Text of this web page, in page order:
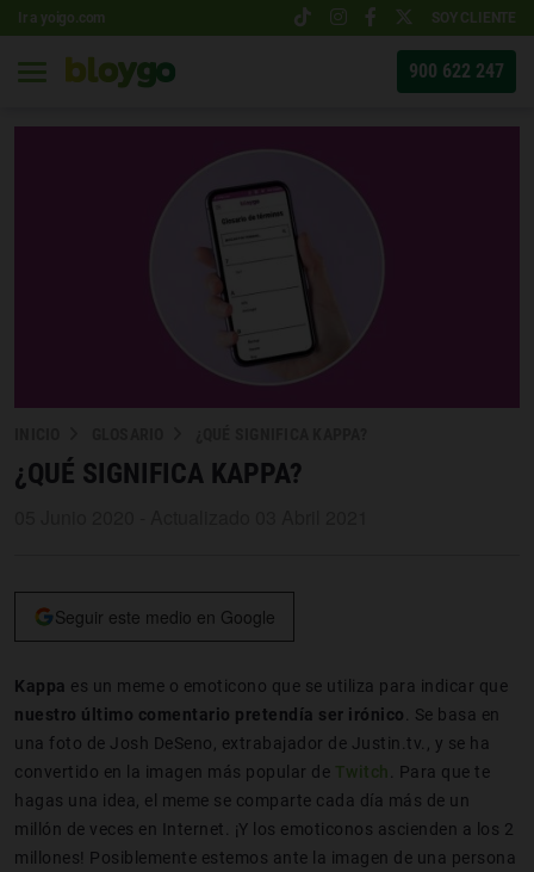
Ir a yoigo.com SOY CLIENTE
900 622 247
¿QUÉ SIGNIFICA KAPPA?
Seguir este medio en Google
Kappa es un meme o emoticono que se utiliza para indicar que
nuestro último comentario pretendía ser irónico . Se basa en
una foto de Josh DeSeno, extrabajador de Justin.tv., y se ha
convertido en la imagen más popular de Twitch . Para que te
hagas una idea, el meme se comparte cada día más de un
millón de veces en Internet. ¡Y los emoticonos ascienden a los 2
millones! Posiblemente estemos ante la imagen de una persona